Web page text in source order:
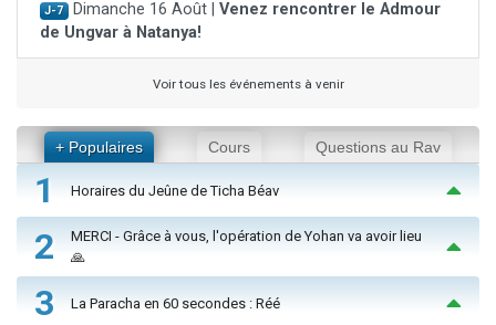
J-7 Dimanche 16 Août | Venez rencontrer le Admour
de Ungvar à Natanya!
Voir tous les événements à venir
+ Populaires Cours Questions au Rav
1 Horaires du Jeûne de Ticha Béav
2
MERCI - Grâce à vous, l'opération de Yohan va avoir lieu
🙏
3 La Paracha en 60 secondes : Réé